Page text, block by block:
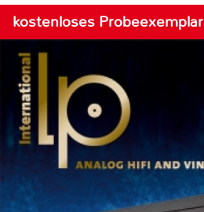
kostenloses Probeexemplar